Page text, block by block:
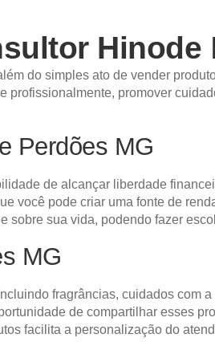
Hinode
do simples ato de vender
promover
Perdões MG
de alcançar liberdade
você pode criar uma fonte de
sua vida, podendo fazer
MG
fragrâncias, cuidados com
de compartilhar esses
facilita a personalização do